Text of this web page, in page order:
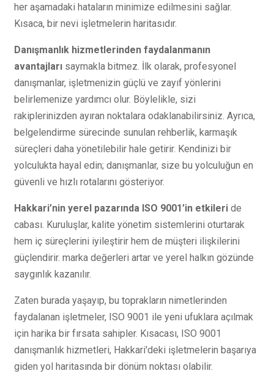
her aşamadaki hataların minimize edilmesini sağlar.
Kısaca, bir nevi işletmelerin haritasıdır.
Danışmanlık hizmetlerinden faydalanmanın
avantajları saymakla bitmez. İlk olarak, profesyonel
danışmanlar, işletmenizin güçlü ve zayıf yönlerini
belirlemenize yardımcı olur. Böylelikle, sizi
rakiplerinizden ayıran noktalara odaklanabilirsiniz. Ayrıca,
belgelendirme sürecinde sunulan rehberlik, karmaşık
süreçleri daha yönetilebilir hale getirir. Kendinizi bir
yolculukta hayal edin; danışmanlar, size bu yolculuğun en
güvenli ve hızlı rotalarını gösteriyor.
Hakkari’nin yerel pazarında ISO 9001’in etkileri de
cabası. Kuruluşlar, kalite yönetim sistemlerini oturtarak
hem iç süreçlerini iyileştirir hem de müşteri ilişkilerini
güçlendirir. marka değerleri artar ve yerel halkın gözünde
saygınlık kazanılır.
Zaten burada yaşayıp, bu toprakların nimetlerinden
faydalanan işletmeler, ISO 9001 ile yeni ufuklara açılmak
için harika bir fırsata sahipler. Kısacası, ISO 9001
danışmanlık hizmetleri, Hakkari'deki işletmelerin başarıya
giden yol haritasında bir dönüm noktası olabilir.